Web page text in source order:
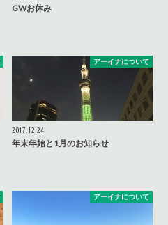
GWお休み
アーイナについて
2017.12.24
年末年始と1月のお知らせ
アーイナについて